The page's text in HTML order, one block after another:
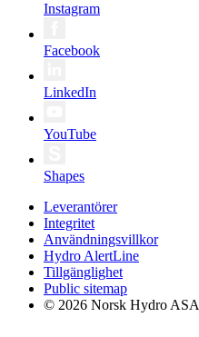
Instagram
Facebook
LinkedIn
YouTube
Shapes
Leverantörer
Integritet
Användningsvillkor
Hydro AlertLine
Tillgänglighet
Public sitemap
© 2026 Norsk Hydro ASA